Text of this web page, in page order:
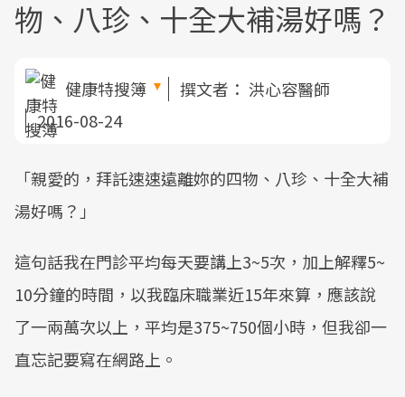
物、八珍、十全大補湯好嗎？
健康特搜簿 撰文者： 洪心容醫師
2016-08-24
「親愛的，拜託速速遠離妳的四物、八珍、十全大補
湯好嗎？」
這句話我在門診平均每天要講上3~5次，加上解釋5~
10分鐘的時間，以我臨床職業近15年來算，應該說
了一兩萬次以上，平均是375~750個小時，但我卻一
直忘記要寫在網路上。